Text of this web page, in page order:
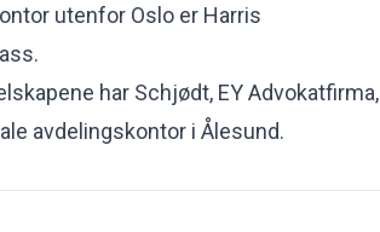
utenfor Oslo er Harris
har Schjødt, EY Advokatfirma,
avdelingskontor i Ålesund.